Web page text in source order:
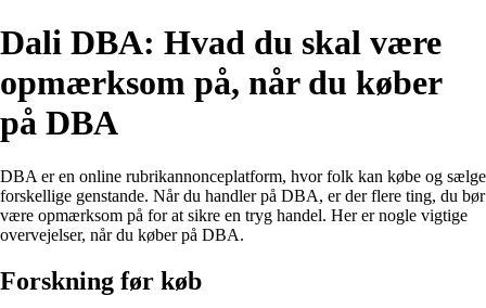
Dali DBA: Hvad du skal være
opmærksom på, når du køber
på DBA
DBA er en online rubrikannonceplatform, hvor folk kan købe og sælge
forskellige genstande. Når du handler på DBA, er der flere ting, du bør
være opmærksom på for at sikre en tryg handel. Her er nogle vigtige
overvejelser, når du køber på DBA.
Forskning før køb